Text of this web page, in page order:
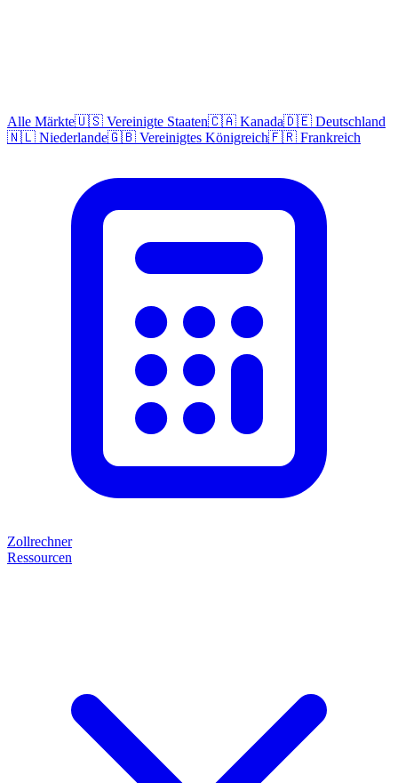
Alle Märkte🇺🇸 Vereinigte Staaten🇨🇦 Kanada🇩🇪 Deutschland
🇳🇱 Niederlande🇬🇧 Vereinigtes Königreich🇫🇷 Frankreich
Zollrechner
Ressourcen